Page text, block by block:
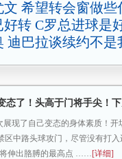
希望转会窗做些
转 C罗总进球是
迪巴拉谈续约不是
态了！头高于门将手尖！
展现了自己变态的身体素质！
区中路头球攻门，尽管没有打
伸出胳膊的最高点 ……[详细]